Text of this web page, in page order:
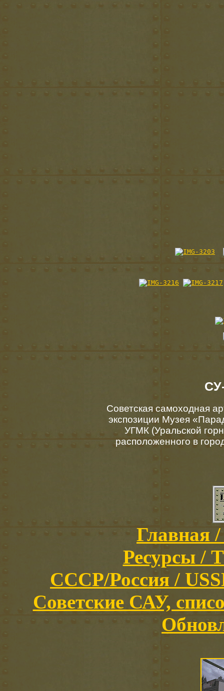
Советская самоходная
экспозиции Музея
УГМК (Уральской
расположенного в
Главная
Ресурсы /
СССР/Россия /
Советские САУ,